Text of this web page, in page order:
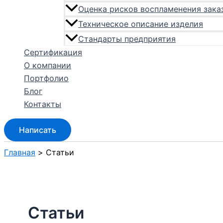
Оценка рисков воспламенения
Техническое описание изделия
Стандарты предприятия
Сертификация
О компании
Портфолио
Блог
Контакты
Написать
Главная Статьи
Статьи